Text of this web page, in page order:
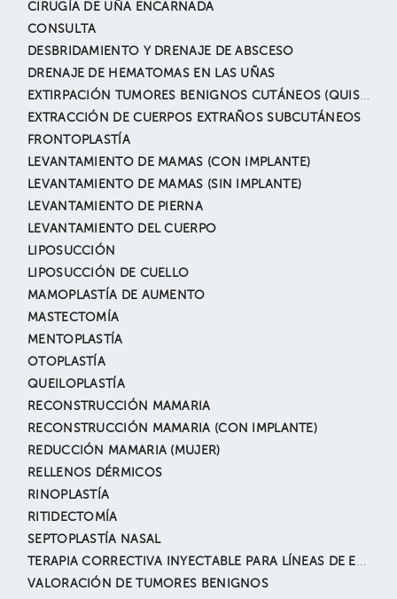
CIRUGÍA DE UÑA ENCARNADA
CONSULTA
DESBRIDAMIENTO Y DRENAJE DE ABSCESO
DRENAJE DE HEMATOMAS EN LAS UÑAS
EXTIRPACIÓN TUMORES BENIGNOS CUTÁNEOS (QUISTE EPIDÉRMICO, NEVUS, LIPOMAS, ANGIOMAS, ETC.)
EXTRACCIÓN DE CUERPOS EXTRAÑOS SUBCUTÁNEOS
FRONTOPLASTÍA
LEVANTAMIENTO DE MAMAS (CON IMPLANTE)
LEVANTAMIENTO DE MAMAS (SIN IMPLANTE)
LEVANTAMIENTO DE PIERNA
LEVANTAMIENTO DEL CUERPO
LIPOSUCCIÓN
LIPOSUCCIÓN DE CUELLO
MAMOPLASTÍA DE AUMENTO
MASTECTOMÍA
MENTOPLASTÍA
OTOPLASTÍA
QUEILOPLASTÍA
RECONSTRUCCIÓN MAMARIA
RECONSTRUCCIÓN MAMARIA (CON IMPLANTE)
REDUCCIÓN MAMARIA (MUJER)
RELLENOS DÉRMICOS
RINOPLASTÍA
RITIDECTOMÍA
SEPTOPLASTÍA NASAL
TERAPIA CORRECTIVA INYECTABLE PARA LÍNEAS DE EXPRESIÓN
VALORACIÓN DE TUMORES BENIGNOS